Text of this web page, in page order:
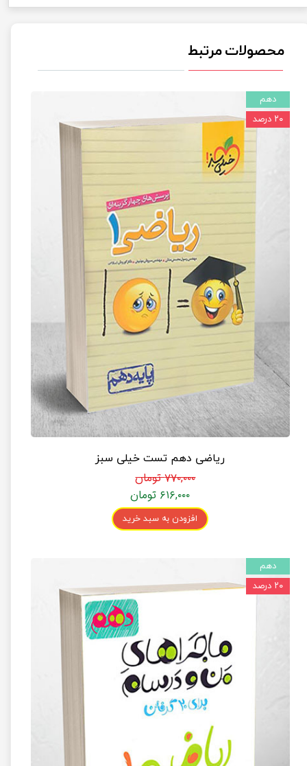
محصولات مرتبط
ریاضی دهم تست خیلی سبز
۷۷۰,۰۰۰ تومان
۶۱۶,۰۰۰ تومان
افزودن به سبد خرید
دهم
۲۰ درصد
دهم
۲۰ درصد